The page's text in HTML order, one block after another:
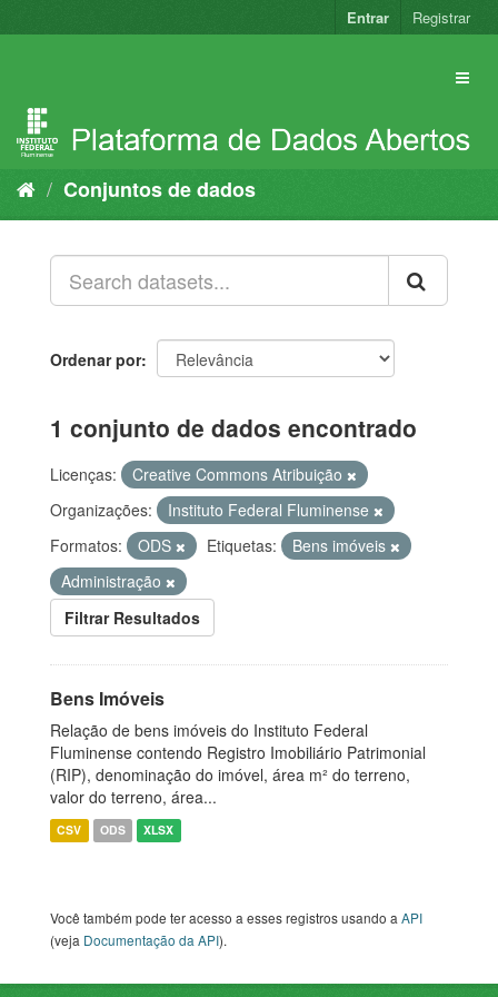
para
Entrar Registrar
Conjuntos de dados
Ordenar por
1 conjunto de dados encontrado
Licenças:
Creative Commons Atribuição
Organizações:
Instituto Federal Fluminense
Formatos:
ODS Etiquetas:
Bens imóveis
Administração
Filtrar Resultados
Bens Imóveis
Relação de bens imóveis do Instituto Federal
Fluminense contendo Registro Imobiliário Patrimonial
(RIP), denominação do imóvel, área m² do terreno,
valor do terreno, área...
CSV ODS XLSX
Você também pode ter acesso a esses registros usando aAPI
(veja Documentação da API).